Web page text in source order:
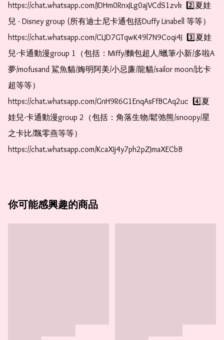
https://chat.whatsapp.com/JDHm0RnxJLg0ajVCdS1zvk  2️⃣夏娃
兒 - Disney group (所有迪士尼卡通包括Duffy Linabell 等等）
https://chat.whatsapp.com/CLJD7GTqwK49l7N9Coqi4J  3️⃣夏娃
兒-卡通動漫group 1（包括：Miffy/麵包超人/蠟筆小新/多啦A
夢/mofusand 鯊魚貓/娒明阿美/小忌廉/龍貓/sailor moon/比卡
超等等）
https://chat.whatsapp.com/GnH9R6G1EnqAsFfBCAq2uc  4️⃣夏
娃兒-卡通動漫group 2（包括：角落生物/鬆弛熊/snoopy/星
之卡比/飄零燕等等）
https://chat.whatsapp.com/KcaXIj4y7ph2pZJmaXECbB
你可能感興趣的商品